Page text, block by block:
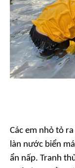
Các em nhỏ tỏ
làn nước biển
ẩn nấp. Tranh